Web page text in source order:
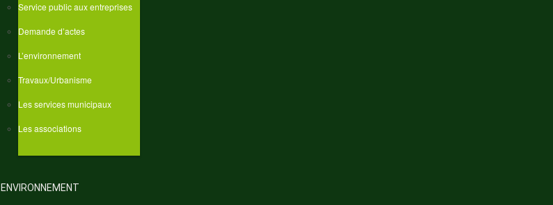
Service public aux entreprises
Demande d’actes
L’environnement
Travaux/Urbanisme
Les services municipaux
Les associations
ENVIRONNEMENT